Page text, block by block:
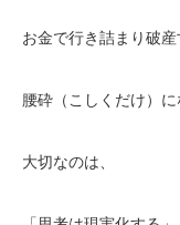
お金で行き詰まり破産
腰砕（こしくだけ）
大切なのは、